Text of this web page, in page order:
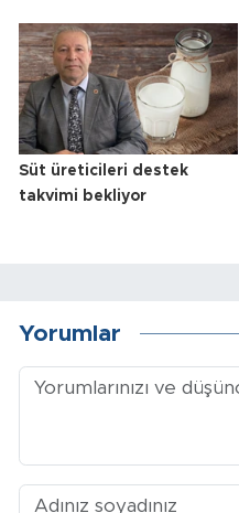
Süt üreticileri destek
takvimi bekliyor
Yorumlar